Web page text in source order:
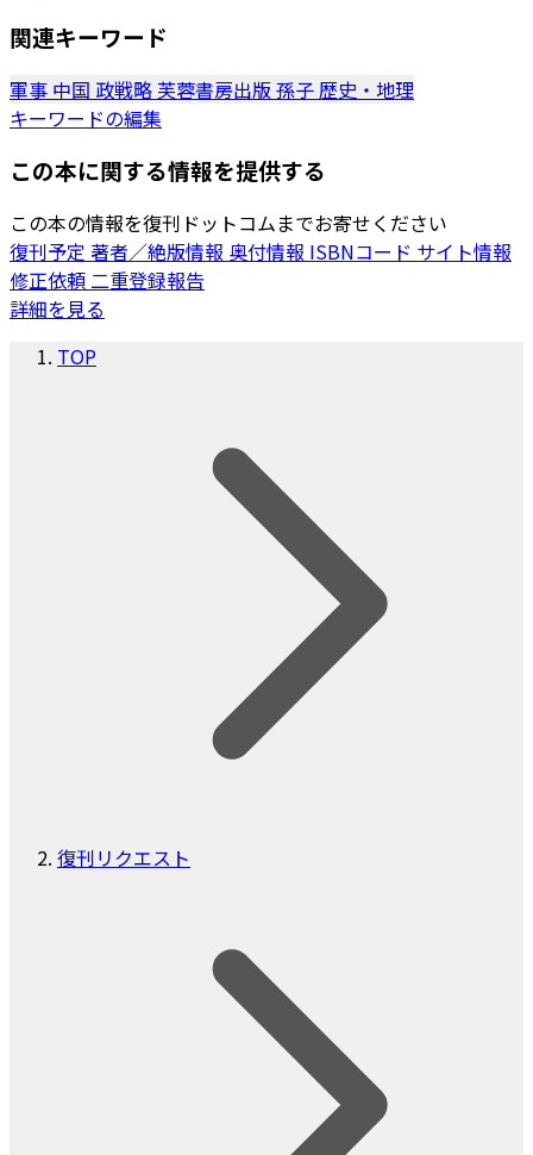
関連キーワード
軍事 中国 政戦略 芙蓉書房出版孫子 歴史・地理
キーワードの編集
この本に関する情報を提供する
この本の情報を復刊ドットコムまでお寄せください
復刊予定 著者／絶版情報 奥付情報 ISBNコード サイト情報
修正依頼二重登録報告
詳細を見る
TOP
復刊リクエスト